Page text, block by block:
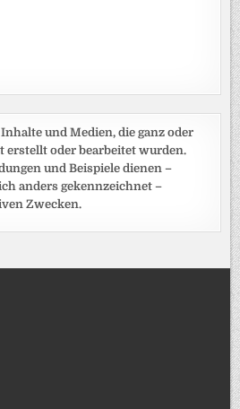
und Medien, die ganz oder
oder bearbeitet wurden.
und Beispiele dienen –
anders gekennzeichnet –
Zwecken.